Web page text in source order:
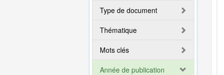
Type de document
Thématique
Mots clés
Année de publication